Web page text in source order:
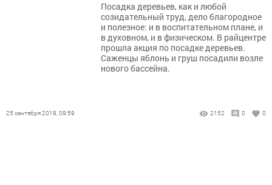
Посадка деревьев, как и любой
созидательный труд, дело благородное
и полезное: и в воспитательном плане, и
в духовном, и в физическом. В райцентре
прошла акция по посадке деревьев.
Саженцы яблонь и груш посадили возле
нового бассейна.
25 сентября 2018, 09:59 2152 0 0